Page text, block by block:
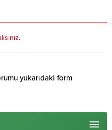
.
yukarıdaki form